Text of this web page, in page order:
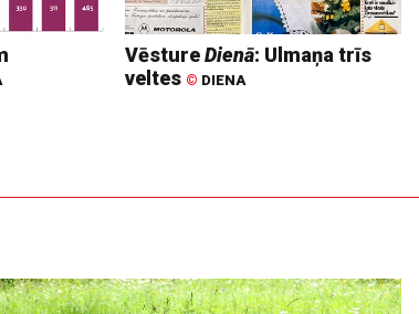
VēstureDienā: Ulmaņa trīs
veltes © DIENA